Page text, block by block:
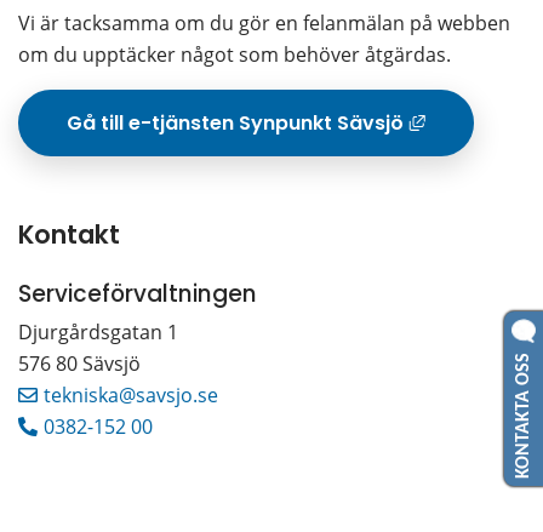
Vi är tacksamma om du gör en felanmälan på webben
om du upptäcker något som behöver åtgärdas.
Gå till e-tjänsten Synpunkt Sävsjö
Serviceförvaltningen
Djurgårdsgatan 1
576 80 Sävsjö
tekniska@savsjo.se
0382-152 00
KONTAKTA OSS